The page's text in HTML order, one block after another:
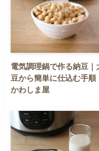
電気調理鍋で作る納豆｜
豆から簡単に仕込む手順
かわしま屋